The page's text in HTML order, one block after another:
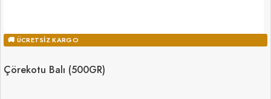
🚚 ÜCRETSIZ KARGO
Çörekotu Balı (500GR)